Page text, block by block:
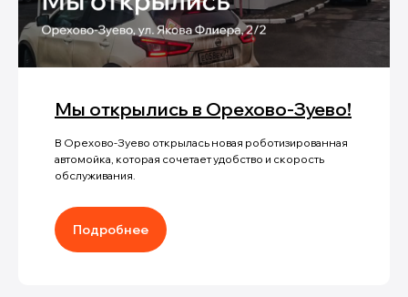
Мы открылись в Орехово-Зуево!
В Орехово-Зуево открылась новая роботизированная
автомойка, которая сочетает удобство и скорость
обслуживания.
Подробнее